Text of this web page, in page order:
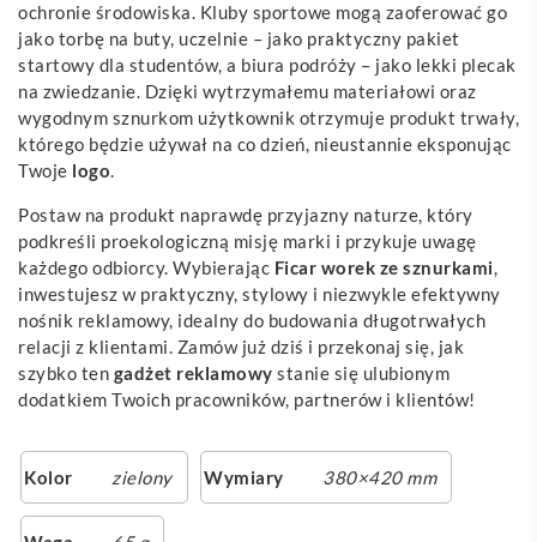
ochronie środowiska. Kluby sportowe mogą zaoferować go
jako torbę na buty, uczelnie – jako praktyczny pakiet
startowy dla studentów, a biura podróży – jako lekki plecak
na zwiedzanie. Dzięki wytrzymałemu materiałowi oraz
wygodnym sznurkom użytkownik otrzymuje produkt trwały,
którego będzie używał na co dzień, nieustannie eksponując
Twoje logo.
Postaw na produkt naprawdę przyjazny naturze, który
podkreśli proekologiczną misję marki i przykuje uwagę
każdego odbiorcy. Wybierając Ficar worek ze sznurkami,
inwestujesz w praktyczny, stylowy i niezwykle efektywny
nośnik reklamowy, idealny do budowania długotrwałych
relacji z klientami. Zamów już dziś i przekonaj się, jak
szybko ten gadżet reklamowy stanie się ulubionym
dodatkiem Twoich pracowników, partnerów i klientów!
Kolor zielony Wymiary 380×420 mm